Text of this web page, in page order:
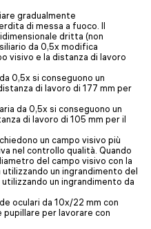
gradualmente
di messa a fuoco. Il
dritta (non
da 0,5x modifica
visivo e la distanza di lavoro
0,5x si conseguono un
di lavoro di 177 mm per
da 0,5x si conseguono un
di lavoro di 105 mm per il
un campo visivo più
nel controllo qualità. Quando
del campo visivo con la
un ingrandimento del
un ingrandimento da
oculari da 10x/22 mm con
per lavorare con